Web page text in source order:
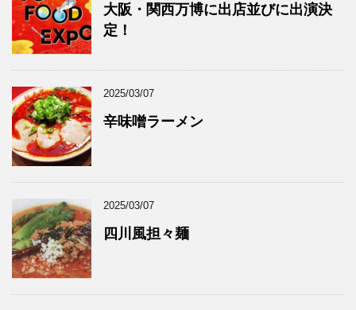
大阪・関西万博に出店並びに出演決
定！
2025/03/07
辛味噌ラーメン
2025/03/07
四川風担々麺